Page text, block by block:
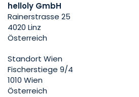
helloly GmbH
Rainerstrasse 25
4020 Linz
Österreich
Standort Wien
Fischerstiege 9/4
1010 Wien
Österreich